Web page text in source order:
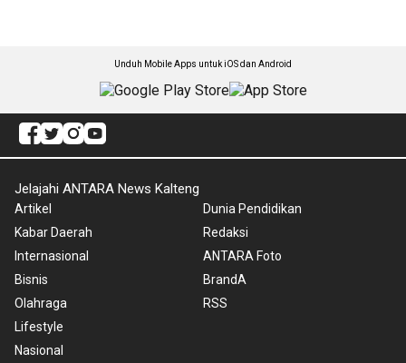
Unduh Mobile Apps untuk iOS dan Android
Jelajahi ANTARA News Kalteng
Artikel
Kabar Daerah
Internasional
Bisnis
Olahraga
Lifestyle
Nasional
Dunia Pendidikan
Redaksi
ANTARA Foto
BrandA
RSS